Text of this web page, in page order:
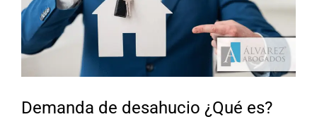
Demanda de desahucio ¿Qué es?